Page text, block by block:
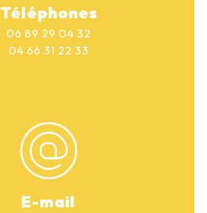
Téléphones
06 89 29 04 32
04 66 31 22 33
E-mail